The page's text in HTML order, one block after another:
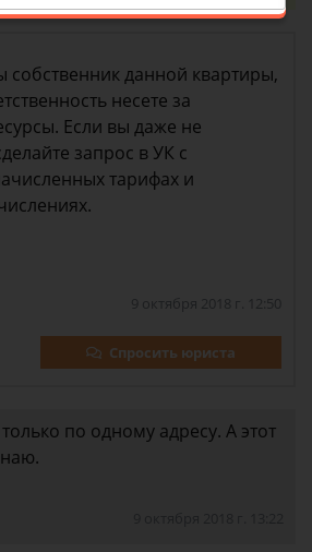
собственник данной квартиры,
несете за
Если вы даже не
запрос в УК с
тарифах и
9 октября 2018 г. 12:50
Спросить юриста
по одному адресу. А этот